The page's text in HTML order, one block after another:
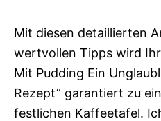
Mit diesen detaillierten
wertvollen Tipps wird
Mit Pudding Ein
Rezept” garantiert zu
festlichen Kaffeetafel.